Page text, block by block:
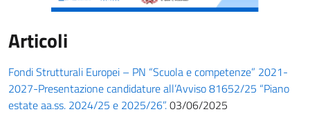
Articoli
Fondi Strutturali Europei – PN “Scuola e competenze” 2021-
2027-Presentazione candidature all’Avviso 81652/25 “Piano
estate aa.ss. 2024/25 e 2025/26”.03/06/2025